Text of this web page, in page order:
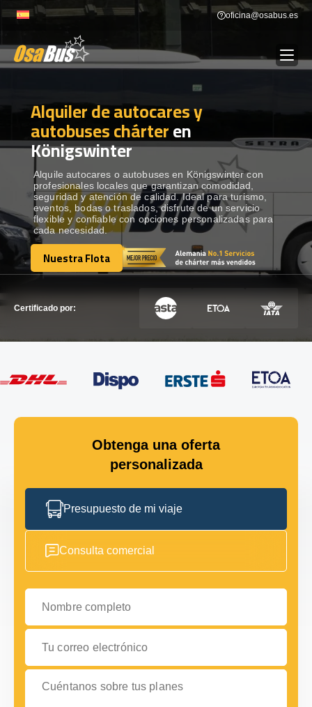
to
oficina@osabus.es
ALQUILER DE AUTOCARES
DESTINOS Show dropdown
RECORRIDAS Show dropdown
FLOTA
Alquiler de autocares y
autobuses chárteren
Königswinter
Alquile autocares o autobuses en Königswinter con
profesionales locales que garantizan comodidad,
seguridad y atención de calidad. Ideal para turismo,
eventos, bodas o traslados, disfrute de un servicio
flexible y confiable con opciones personalizadas para
cada necesidad.
Nuestra Flota
Nuestra Flota
Certificado por:
Obtenga una oferta
personalizada
Presupuesto de mi viaje
Consulta comercial
Nombre completo
Tu correo electrónico
Cuéntanos sobre tus planes